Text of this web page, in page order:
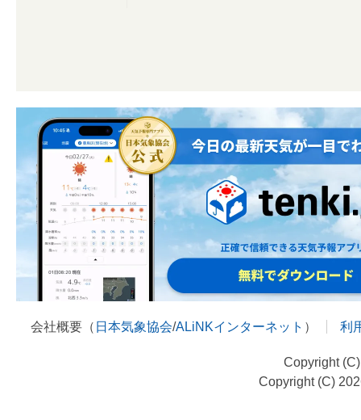
会社概要（ 日本気象協会/ALiNKインターネット ） 利
Copyright
Copyright (C)